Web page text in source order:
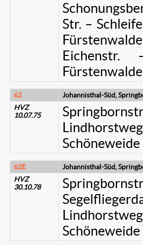
Str. –
Eichenstr.
62
Johannisthal-Süd,
HVZ
10.07.75
62E
Johannisthal-Süd,
HVZ
30.10.78